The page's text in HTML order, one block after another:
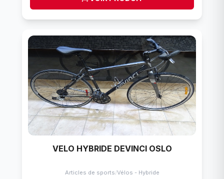
VELO HYBRIDE DEVINCI OSLO
Articles de sports/Vélos - Hybride